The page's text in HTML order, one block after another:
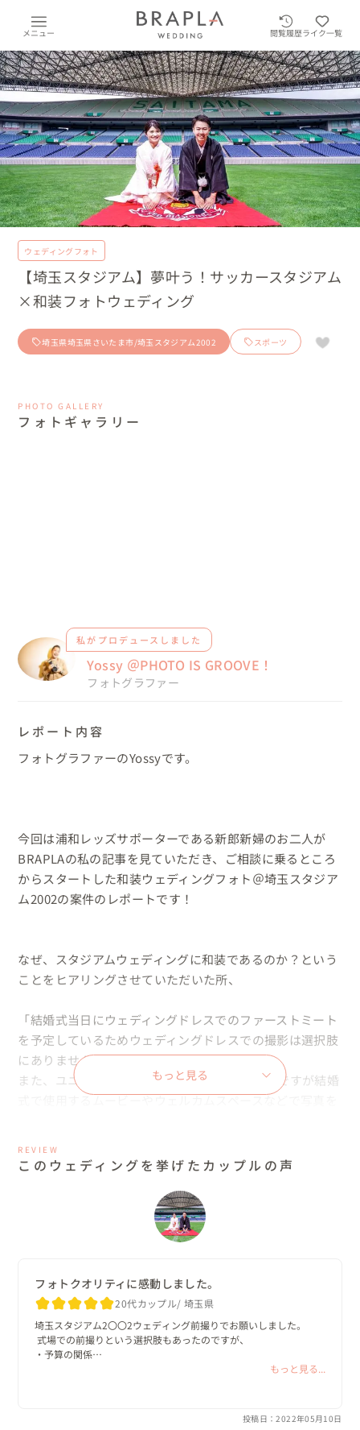
メニュー 閲覧履歴ライク一覧
ウェディングフォト
【埼玉スタジアム】夢叶う！サッカースタジアム
×和装フォトウェディング
埼玉県埼玉県さいたま市/埼玉スタジアム2002 スポーツ
PHOTO GALLERY
フォトギャラリー
私がプロデュースしました
Yossy ＠PHOTO IS GROOVE！
フォトグラファー
レポート内容
フォトグラファーのYossyです。
今回は浦和レッズサポーターである新郎新婦のお二人が
BRAPLAの私の記事を見ていただき、ご相談に乗るところ
からスタートした和装ウェディングフォト＠埼玉スタジア
ム2002の案件のレポートです！
なぜ、スタジアムウェディングに和装であるのか？という
ことをヒアリングさせていただいた所、
「結婚式当日にウェディングドレスでのファーストミート
を予定しているためウェディングドレスでの撮影は選択肢
にありませんでした！
また、ユニフォーム姿での撮影でもよかったのですが結婚
式で使用するムービーやウェルカムスペースなどで写真を
また、お互いの和装姿も見てみたいと言う希望もありそう
という回答を頂き、とてもお二人のこだわりをこの段階か
和装ということでユニフォームが上から羽織れなかったり
することが想定されたので、事前にお互いのアイディア出
しの時間をきちんと確保して当日に臨みました。
もっと見る
REVIEW
このウェディングを挙げたカップルの声
フォトクオリティに感動しました。
20代カップル 埼玉県
埼玉スタジアム2〇〇2ウェディング前撮りでお願いしました。
式場での前撮りという選択肢もあったのですが、
・予算の関係
色々カメラマンを探したのですがなかなか決まらずyossyさんにお
もっと見る...
投稿日：2022年05月10日